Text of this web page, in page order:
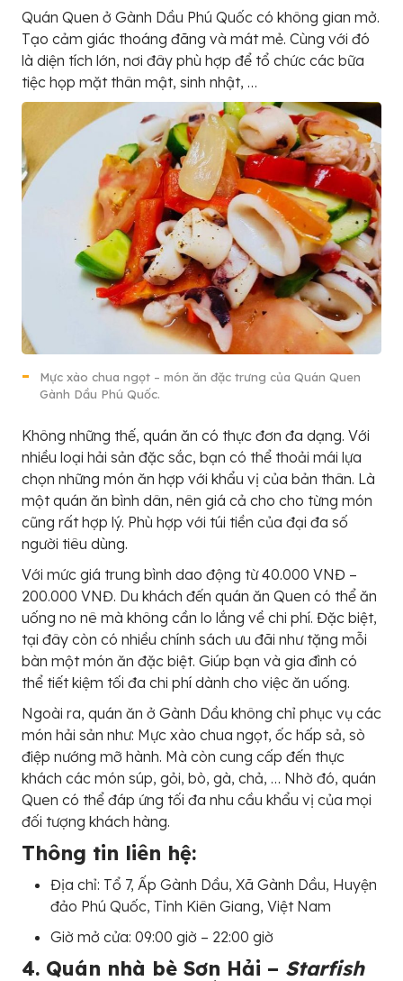
Quán Quen ở Gành Dầu Phú Quốc có không gian mở.
Tạo cảm giác thoáng đãng và mát mẻ. Cùng với đó
là diện tích lớn, nơi đây phù hợp để tổ chức các bữa
tiệc họp mặt thân mật, sinh nhật, …
Mực xào chua ngọt – món ăn đặc trưng của Quán Quen
Gành Dầu Phú Quốc.
Không những thế, quán ăn có thực đơn đa dạng. Với
nhiều loại hải sản đặc sắc, bạn có thể thoải mái lựa
chọn những món ăn hợp với khẩu vị của bản thân. Là
một quán ăn bình dân, nên giá cả cho cho từng món
cũng rất hợp lý. Phù hợp với túi tiền của đại đa số
người tiêu dùng.
Với mức giá trung bình dao động từ 40.000 VNĐ –
200.000 VNĐ. Du khách đến quán ăn Quen có thể ăn
uống no nê mà không cần lo lắng về chi phí. Đặc biệt,
tại đây còn có nhiều chính sách ưu đãi như tặng mỗi
bàn một món ăn đặc biệt. Giúp bạn và gia đình có
thể tiết kiệm tối đa chi phí dành cho việc ăn uống.
Ngoài ra, quán ăn ở Gành Dầu không chỉ phục vụ các
món hải sản như: Mực xào chua ngọt, ốc hấp sả, sò
điệp nướng mỡ hành. Mà còn cung cấp đến thực
khách các món súp, gỏi, bò, gà, chả, … Nhờ đó, quán
Quen có thể đáp ứng tối đa nhu cầu khẩu vị của mọi
đối tượng khách hàng.
Thông tin liên hệ:
Địa chỉ: Tổ 7, Ấp Gành Dầu, Xã Gành Dầu, Huyện
đảo Phú Quốc, Tỉnh Kiên Giang, Việt Nam
Giờ mở cửa: 09:00 giờ – 22:00 giờ
4. Quán nhà bè Sơn Hải – Starfish